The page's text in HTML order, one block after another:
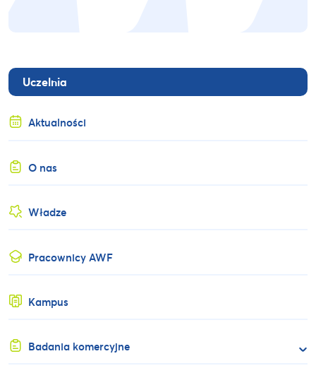
Uczelnia
Aktualności
O nas
Władze
Pracownicy AWF
Kampus
Badania komercyjne